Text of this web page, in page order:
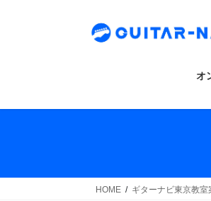
オ
HOME ギターナビ東京教室